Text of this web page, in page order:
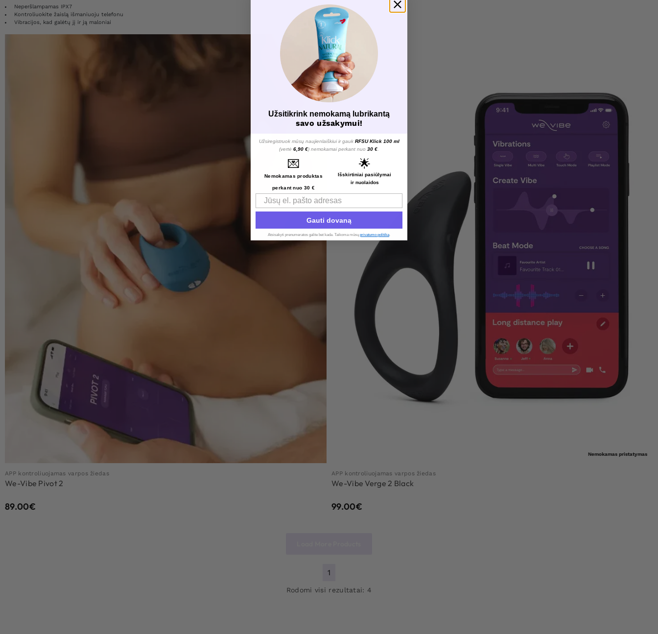
Neperšlampamas IPX7
Kontroliuokite žaislą išmaniuoju telefonu
Vibracijos, kad galėtų jį ir ją maloniai
APP kontroliuojamas varpos žiedas
We-Vibe Pivot 2
89.00€
Nemokamas pristatymas
APP kontroliuojamas varpos žiedas
We-Vibe Verge 2 Black
99.00€
1
Rodomi visi rezultatai: 4
Užsitikrink nemokamą lubrikantą
savo užsakymui!
Užsiregistruok mūsų naujienlaiškiui ir gauk RFSU Klick 100 ml
(vertė 6,90 €) nemokamai perkant nuo 30 €
💌
Nemokamas produktas
perkant nuo 30 €
🌟
Išskirtiniai pasiūlymai
ir nuolaidos
Email
Gauti dovaną
Atsisakyti prenumeratos galite bet kada. Taikoma mūsų privatumo politika.​